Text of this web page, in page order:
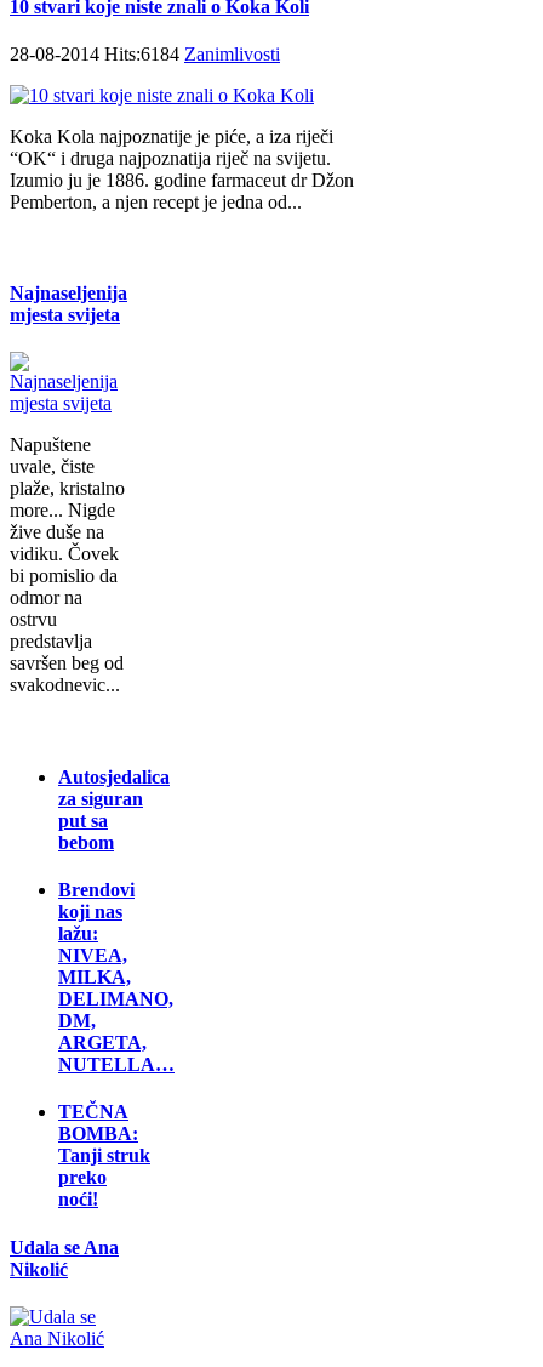
10 stvari koje niste znali o Koka Koli
28-08-2014 Hits:6184 Zanimlivosti
Koka Kola najpoznatije je piće, a iza riječi
“OK“ i druga najpoznatija riječ na svijetu.
Izumio ju je 1886. godine farmaceut dr Džon
Pemberton, a njen recept je jedna od...
Najnaseljenija
mjesta svijeta
Napuštene
uvale, čiste
plaže, kristalno
more... Nigde
žive duše na
vidiku. Čovek
bi pomislio da
odmor na
ostrvu
predstavlja
savršen beg od
svakodnevic...
Autosjedalica
za siguran
put sa
bebom
Brendovi
koji nas
lažu:
NIVEA,
MILKA,
DELIMANO,
DM,
ARGETA,
NUTELLA…
TEČNA
BOMBA:
Tanji struk
preko
noći!
Udala se Ana
Nikolić